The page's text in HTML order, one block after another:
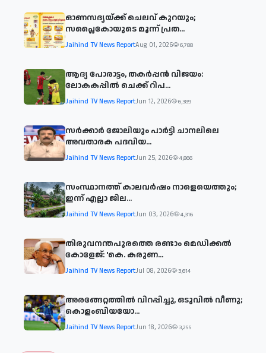
ഓണസദ്യയ്ക്ക് ചെലവ് കുറയും;
സപ്ലൈകോയുടെ മൂന്ന് പ്രത...
Jaihind TV News ReportAug 01, 2026 6,788
ആദ്യ പോരാട്ടം, തകർപ്പൻ വിജയം:
ലോകകപ്പിൽ ചെക്ക് റിപ...
Jaihind TV News ReportJun 12, 2026 6,389
സര്‍ക്കാര്‍ ജോലിയും പാര്‍ട്ടി ചാനലിലെ
അവതാരക പദവിയ...
Jaihind TV News ReportJun 25, 2026 4,866
സംസ്ഥാനത്ത് കാലവര്‍ഷം നാളെയെത്തും;
ഇന്ന് എല്ലാ ജില...
Jaihind TV News ReportJun 03, 2026 4,316
തിരുവനന്തപുരത്തെ രണ്ടാം മെഡിക്കൽ
കോളേജ്: 'കെ. കരുണ...
Jaihind TV News ReportJul 08, 2026 3,614
അരങ്ങേറ്റത്തിൽ വിറപ്പിച്ചു, ഒടുവിൽ വീണു;
കൊളംബിയയോ...
Jaihind TV News ReportJun 18, 2026 3,255